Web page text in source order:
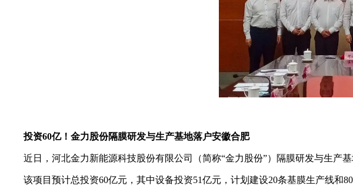
投资60亿！金力股份隔膜研发与生产基地落户安徽合肥
近日，河北金力新能源科技股份有限公司（简称“金力股份”）隔膜研发与生产
该项目预计总投资60亿元，其中设备投资51亿元，计划建设20条基膜生产线